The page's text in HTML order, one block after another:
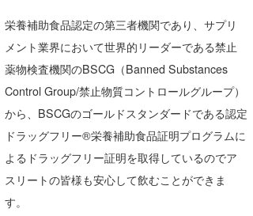
栄養補助食品認定の第三者機関であり、サプリ
メント業界において世界的リーダーである禁止
薬物検査機関のBSCG（Banned Substances
Control Group/禁止物質コントロールグループ）
から、BSCGのゴールドスタンダードである認定
ドラッグフリー®栄養補助食品証明プログラムに
よるドラッグフリー証明を取得しているのでア
スリートの皆様も安心して飲むことができま
す。